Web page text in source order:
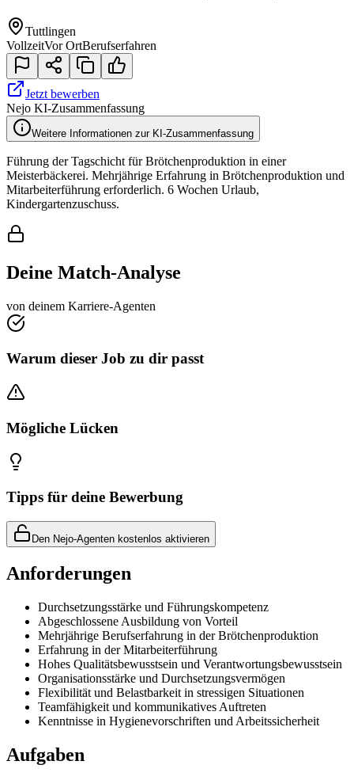
Tuttlingen
VollzeitVor OrtBerufserfahren
Jetzt bewerben
Nejo KI-Zusammenfassung
Weitere Informationen zur KI-Zusammenfassung
Führung der Tagschicht für Brötchenproduktion in einer
Meisterbäckerei. Mehrjährige Erfahrung in Brötchenproduktion und
Mitarbeiterführung erforderlich. 6 Wochen Urlaub,
Kindergartenzuschuss.
Deine Match-Analyse
von deinem Karriere-Agenten
Warum dieser Job zu dir passt
Mögliche Lücken
Tipps für deine Bewerbung
Den Nejo-Agenten kostenlos aktivieren
Anforderungen
Durchsetzungsstärke und Führungskompetenz
Abgeschlossene Ausbildung von Vorteil
Mehrjährige Berufserfahrung in der Brötchenproduktion
Erfahrung in der Mitarbeiterführung
Hohes Qualitätsbewusstsein und Verantwortungsbewusstsein
Organisationsstärke und Durchsetzungsvermögen
Flexibilität und Belastbarkeit in stressigen Situationen
Teamfähigkeit und kommunikatives Auftreten
Kenntnisse in Hygienevorschriften und Arbeitssicherheit
Aufgaben